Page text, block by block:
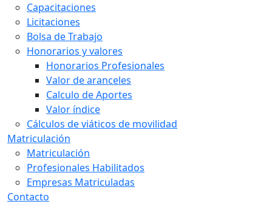
Capacitaciones
Licitaciones
Bolsa de Trabajo
Honorarios y valores
Honorarios Profesionales
Valor de aranceles
Calculo de Aportes
Valor índice
Cálculos de viáticos de movilidad
Matriculación
Matriculación
Profesionales Habilitados
Empresas Matriculadas
Contacto